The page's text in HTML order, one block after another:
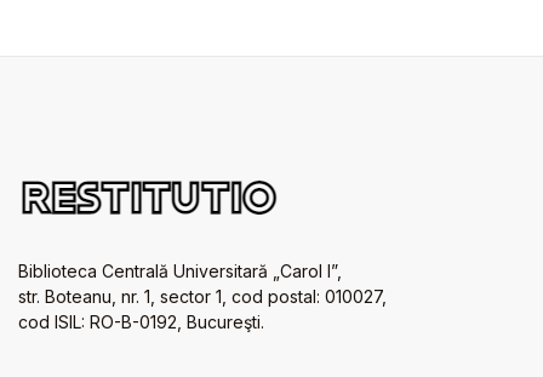
Biblioteca Centrală Universitară „Carol I”,
str. Boteanu, nr. 1, sector 1, cod postal: 010027,
cod ISIL: RO-B-0192, Bucureşti.